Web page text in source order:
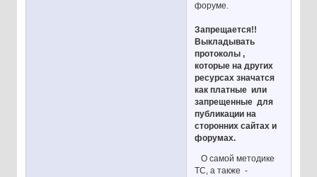
форуме.
Запрещается!!
Выкладывать
протоколы ,
которые на других
ресурсах значатся
как платные или
запрещенные для
публикации на
сторонних сайтах и
форумах.
О самой методике
ТС, а также -